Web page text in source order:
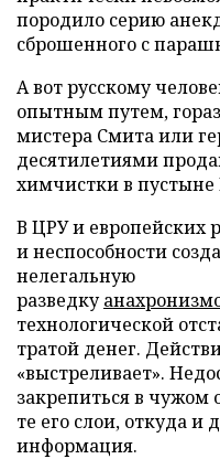
породило серию
сброшенного с
А вот русскому
опытным путем,
мистера Смита или
десятилетиями
химчистки в
В ЦРУ и европейских
и неспособности
нелегальную
разведку
технологической
тратой денег.
«выстреливает».
закрепиться в чужом
те его слои, откуда и
информация.